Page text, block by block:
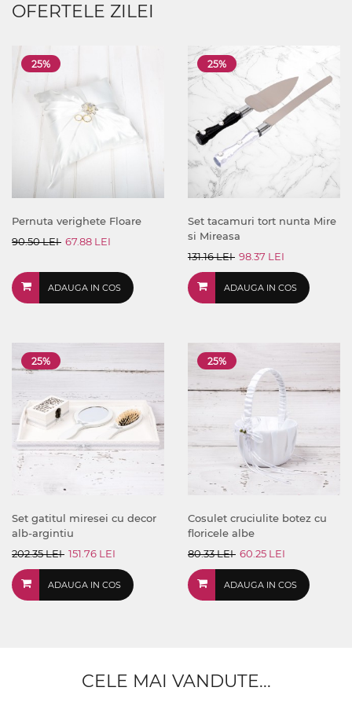
OFERTELE ZILEI
25%
Pernuta verighete Floare
90.50 LEI 67.88 LEI
ADAUGA IN COS
25%
Set tacamuri tort nunta Mire
si Mireasa
131.16 LEI 98.37 LEI
ADAUGA IN COS
25%
Set gatitul miresei cu decor
alb-argintiu
202.35 LEI 151.76 LEI
ADAUGA IN COS
25%
Cosulet cruciulite botez cu
floricele albe
80.33 LEI 60.25 LEI
ADAUGA IN COS
CELE MAI VANDUTE...